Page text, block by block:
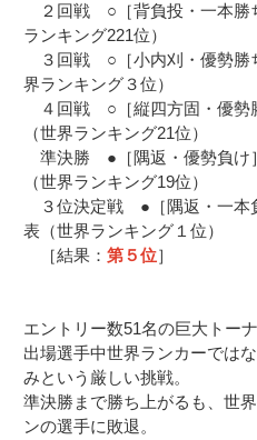
２回戦 ○［背負投・一本
ランキング221位）
３回戦 ○［小内刈・優勢
界ランキング３位）
４回戦 ○［縦四方固・優勢
（世界ランキング21位）
準決勝 ●［隅返・優勢負
（世界ランキング19位）
３位決定戦 ●［隅返・一本
表（世界ランキング１位）
［結果：第５位］
エントリー数51名の巨大トーナ
出場選手中世界ランカーでは
みという厳しい挑戦。
準決勝まで勝ち上がるも、世
ンの選手に敗退。